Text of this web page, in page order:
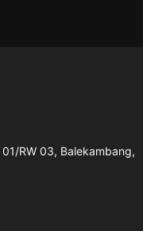
RW 03, Balekambang,